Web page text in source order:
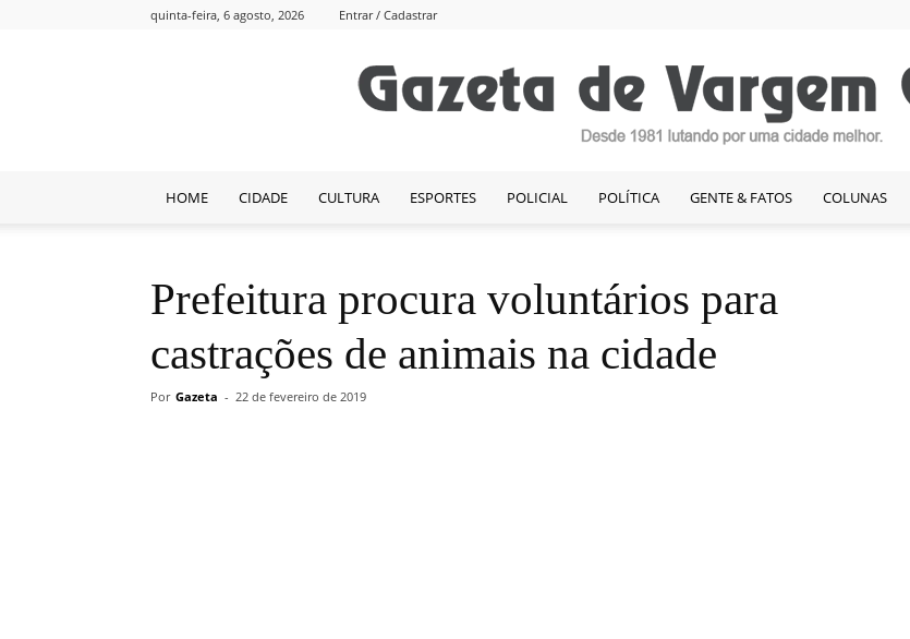
quinta-feira, 6 agosto, 2026 Entrar / Cadastrar
HOME CIDADE CULTURA ESPORTES POLICIAL POLÍTICA GENTE & FATOS COLUNAS
Prefeitura procura voluntários para
castrações de animais na cidade
Por Gazeta - 22 de fevereiro de 2019